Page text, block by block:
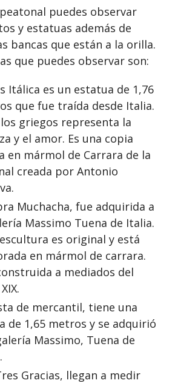
puedes observar
y estatuas además de
bancas que están a la orilla.
que puedes observar son:
Itálica es un estatua de 1,76
que fue traída desde Italia.
los griegos representa la
y el amor. Es una copia
en mármol de Carrara de la
creada por Antonio
Muchacha, fue adquirida a
Massimo Tuena de Italia.
es original y está
en mármol de carrara.
a mediados del
de mercantil, tiene una
de 1,65 metros y se adquirió
Massimo, Tuena de
Gracias, llegan a medir